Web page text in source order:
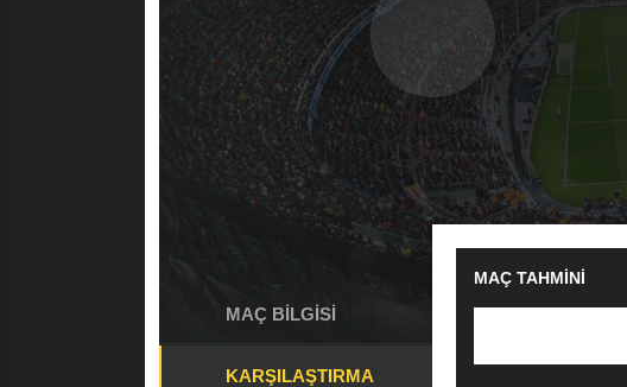
MAÇ BILGISI
KARŞILAŞTIRMA
MAÇ TAHMINI